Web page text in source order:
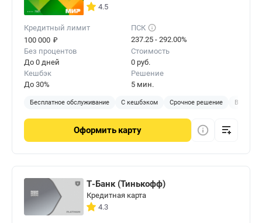
4.5
Кредитный лимит
100 000 ₽
ПСК
237.25 - 292.00%
Без процентов
До 0 дней
Стоимость
0 руб.
Кешбэк
До 30%
Решение
5 мин.
Бесплатное обслуживание С кешбэком Срочное решение
Оформить карту
Т-Банк (Тинькофф)
Кредитная карта
4.3